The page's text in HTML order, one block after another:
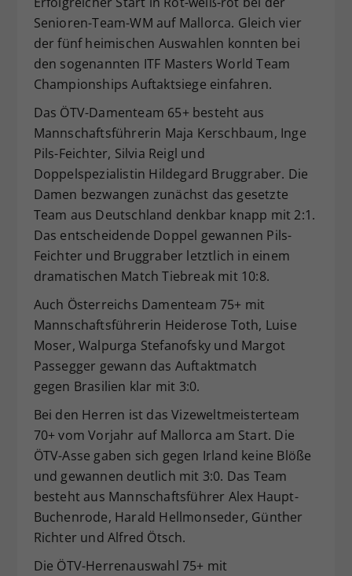
Senioren-Team-WM auf Mallorca. Gleich vier
der fünf heimischen Auswahlen konnten bei
den sogenannten ITF Masters World Team
Championships Auftaktsiege einfahren.
Das ÖTV-Damenteam 65+ besteht aus
Mannschaftsführerin Maja Kerschbaum, Inge
Pils-Feichter, Silvia Reigl und
Doppelspezialistin Hildegard Bruggraber. Die
Damen bezwangen zunächst das gesetzte
Team aus Deutschland denkbar knapp mit 2:1.
Das entscheidende Doppel gewannen Pils-
Feichter und Bruggraber letztlich in einem
dramatischen Match Tiebreak mit 10:8.
Auch Österreichs Damenteam 75+ mit
Mannschaftsführerin Heiderose Toth, Luise
Moser, Walpurga Stefanofsky und Margot
Passegger gewann das Auftaktmatch
gegen Brasilien klar mit 3:0.
Bei den Herren ist das Vizeweltmeisterteam
70+ vom Vorjahr auf Mallorca am Start. Die
ÖTV-Asse gaben sich gegen Irland keine Blöße
und gewannen deutlich mit 3:0. Das Team
besteht aus Mannschaftsführer Alex Haupt-
Buchenrode, Harald Hellmonseder, Günther
Richter und Alfred Ötsch.
Die ÖTV-Herrenauswahl 75+ mit
Zweck
Dieser Wert speichert Ihre Consent-
Einstellungen. Unter anderem eine
historische Speicherung Ihrer
vorgenommen Einstellungen, falls der
Webseiten-Betreiber dies eingestellt